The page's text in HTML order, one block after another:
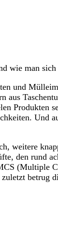
wie man
und
aus
Produkten
Und
weitere
den rund
(Multiple
betrug